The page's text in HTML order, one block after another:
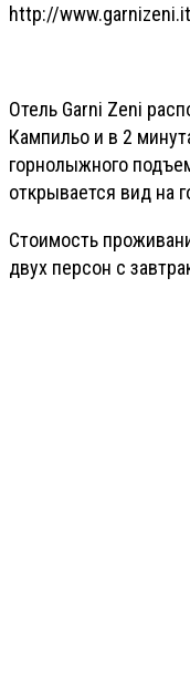
http://www.garnizeni.it
Отель Garni Zeni
Кампильо и в 2
горнолыжного
открывается вид на
Стоимость
двух персон с